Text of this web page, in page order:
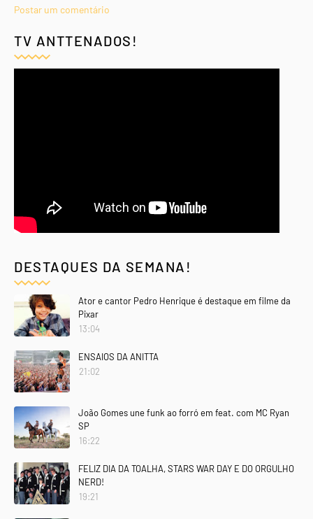
Postar um comentário
TV ANTTENADOS!
DESTAQUES DA SEMANA!
Ator e cantor Pedro Henrique é destaque em filme da
Pixar
13:04
ENSAIOS DA ANITTA
21:02
João Gomes une funk ao forró em feat. com MC Ryan
SP
16:22
FELIZ DIA DA TOALHA, STARS WAR DAY E DO ORGULHO
NERD!
19:21